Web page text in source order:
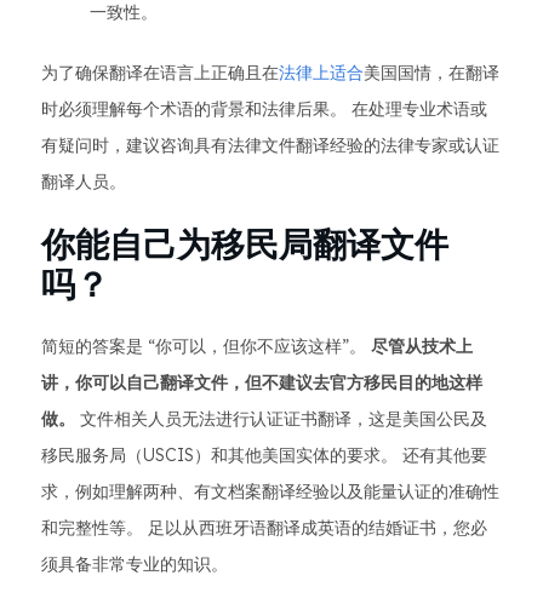
一致性。
为了确保翻译在语言上正确且在法律上适合美国国情，在翻译
时必须理解每个术语的背景和法律后果。 在处理专业术语或
有疑问时，建议咨询具有法律文件翻译经验的法律专家或认证
翻译人员。
你能自己为移民局翻译文件
吗？
简短的答案是 “你可以，但你不应该这样”。 尽管从技术上
讲，你可以自己翻译文件，但不建议去官方移民目的地这样
做。
文件相关人员无法进行认证证书翻译，这是美国公民及
移民服务局（USCIS）和其他美国实体的要求。 还有其他要
求，例如理解两种、有文档案翻译经验以及能量认证的准确性
和完整性等。 足以从西班牙语翻译成英语的结婚证书，您必
须具备非常专业的知识。